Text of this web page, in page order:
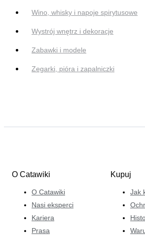
Wino, whisky i napoje spirytusowe
Wystrój wnętrz i dekoracje
Zabawki i modele
Zegarki, pióra i zapalniczki
O Catawiki
O Catawiki
Nasi eksperci
Kariera
Prasa
Kupuj
Jak